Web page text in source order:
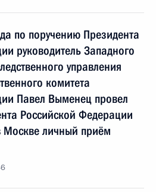
по поручению Президента
руководитель Западного
управления
комитета
Павел Выменец провел
Российской Федерации
Москве личный приём